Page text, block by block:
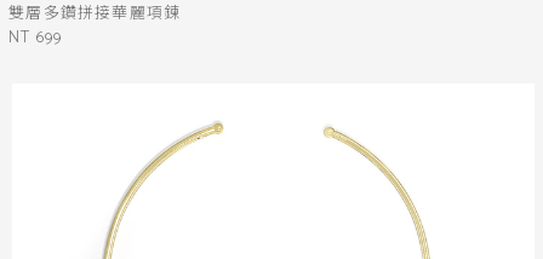
雙層多鑽拼接華麗項鍊
NT 699